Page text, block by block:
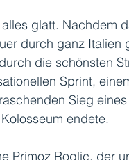
glatt. Nachdem
durch ganz Italien
die schönsten
Sprint,
Sieg
endete.
Primoz Roglic, der